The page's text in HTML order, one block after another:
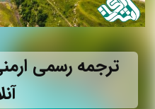
ترجمه رسمی